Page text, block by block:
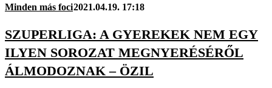
Minden más foci2021.04.19. 17:18
SZUPERLIGA: A GYEREKEK NEM EGY
ILYEN SOROZAT MEGNYERÉSÉRŐL
ÁLMODOZNAK – ÖZIL